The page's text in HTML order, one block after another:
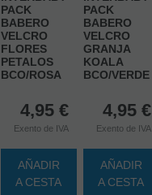
PACK
BABERO
VELCRO
FLORES
PETALOS
BCO/ROSA
4,95 €
Exento de IVA
AÑADIR
A CESTA
PACK
BABERO
VELCRO
GRANJA
KOALA
BCO/VERDE
4,95 €
Exento de IVA
AÑADIR
A CESTA